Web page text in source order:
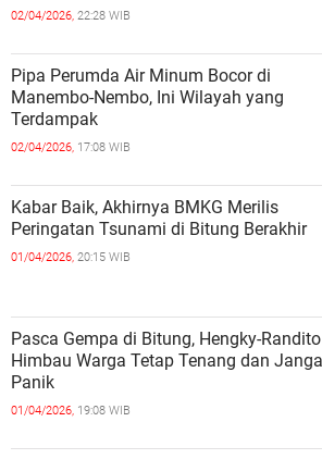
02/04/2026, 22:28 WIB
Pipa Perumda Air Minum Bocor di
Manembo-Nembo, Ini Wilayah yang
Terdampak
02/04/2026, 17:08 WIB
Kabar Baik, Akhirnya BMKG Merilis
Peringatan Tsunami di Bitung Berakhir
01/04/2026, 20:15 WIB
Pasca Gempa di Bitung, Hengky-Randito
Himbau Warga Tetap Tenang dan Jangan
Panik
01/04/2026, 19:08 WIB